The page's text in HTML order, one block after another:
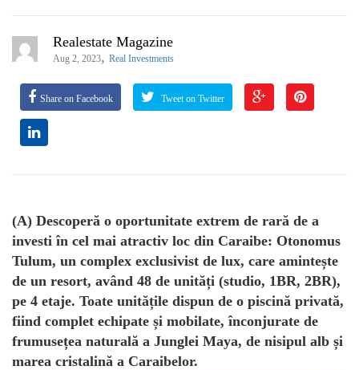
Realestate Magazine
Aug 2, 2023, Real Investments
Share on Facebook Tweet on Twitter
(A) Descoperă o oportunitate extrem de rară de a
investi în cel mai atractiv loc din Caraibe: Otonomus
Tulum, un complex exclusivist de lux, care amintește
de un resort, având 48 de unități (studio, 1BR, 2BR),
pe 4 etaje. Toate unitățile dispun de o piscină privată,
fiind complet echipate și mobilate, înconjurate de
frumusețea naturală a Junglei Maya, de nisipul alb și
marea cristalină a Caraibelor.